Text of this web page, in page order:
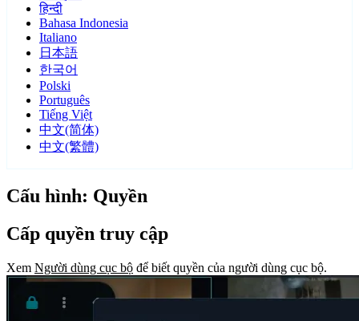
हिन्दी
Bahasa Indonesia
Italiano
日本語
한국어
Polski
Português
Tiếng Việt
中文(简体)
中文(繁體)
Cấu hình: Quyền
Cấp quyền truy cập
Xem Người dùng cục bộ để biết quyền của người dùng cục bộ.